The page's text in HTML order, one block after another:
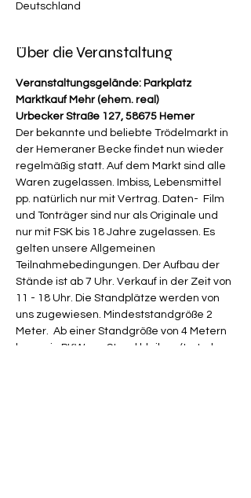
Deutschland
Über die Veranstaltung
Veranstaltungsgelände: Parkplatz
Marktkauf Mehr (ehem. real)
Urbecker Straße 127, 58675 Hemer
Der bekannte und beliebte Trödelmarkt in
der Hemeraner Becke findet nun wieder
regelmäßig statt. Auf dem Markt sind alle
Waren zugelassen. Imbiss, Lebensmittel
pp. natürlich nur mit Vertrag. Daten-  Film
und Tonträger sind nur als Originale und
nur mit FSK bis 18 Jahre zugelassen. Es
gelten unsere Allgemeinen
Teilnahmebedingungen. Der Aufbau der
Stände ist ab 7 Uhr. Verkauf in der Zeit von
11 - 18 Uhr. Die Standplätze werden von
uns zugewiesen. Mindeststandgröße 2
Meter.  Ab einer Standgröße von 4 Metern
kann ein PKW am Stand bleiben (trotzdem